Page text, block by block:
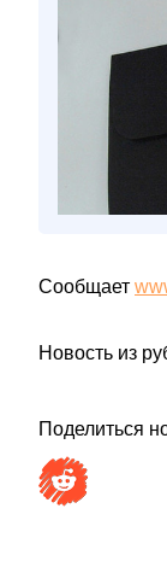
Сообщает
Новость из
Поделиться